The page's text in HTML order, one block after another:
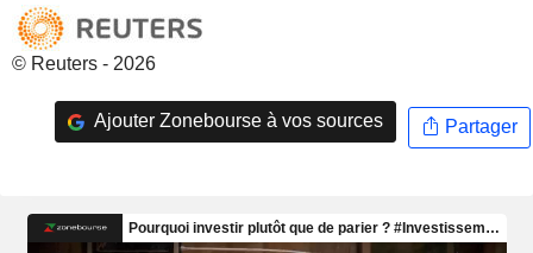
© Reuters - 2026
Ajouter Zonebourse à vos sources Partager